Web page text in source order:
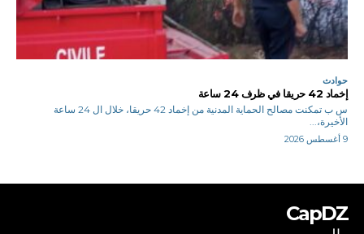
حوادث
إخماد 42 حريقا في ظرف 24 ساعة
س ب تمكنت مصالح الحماية المدنية من إخماد 42 حريقا، خلال ال 24 ساعة
الأخيرة،...
9 أغسطس 2026
CapDZ